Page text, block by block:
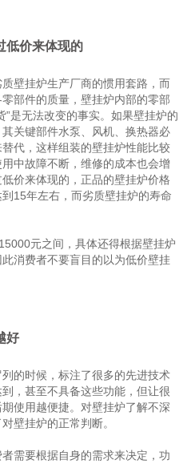
低价来体现的
挂炉生产厂商的惯用套路，而
部件的质量，壁挂炉内部的零部
”是无法改变的事实。如果壁挂炉的
关键部件水泵、风机、换热器必
代，这样组装的壁挂炉性能比较
中故障不断，维修的成本也会增
价来体现的，正品的壁挂炉价格
15年左右，而劣质壁挂炉的寿命
元之间，具体还得根据壁挂炉
消费者不要盲目的以为低价壁挂
好
时候，标注了很多的先进技术
，甚至不具备这些功能，但让很
使用越便捷。对壁挂炉了解不深
壁挂炉的正常判断。
要根据自身的需求来决定，功